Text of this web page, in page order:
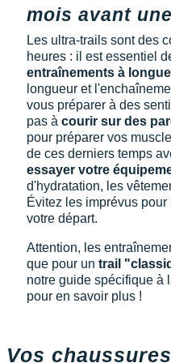
mois avant
Les ultra-trails sont des
heures : il est essentiel
entraînements à
longueur et
vous préparer à des
pas à courir sur des
pour préparer vos
de ces derniers temps
essayer votre
d'hydratation, les
Évitez les imprévus
votre départ.
Attention, les
que pour un trail
notre guide spécifique à
pour en savoir plus !
Vos
Scott
The North Face
Under Armour
+ Voir toutes les
Scott
The North Face
Under Armour
+ Voir toutes les
Patagonia
Saxx
Scott
+ Voir toutes les
DÉSTOCKAGE
+ Voir tous les
PAR MARQUES
Thuasne
Under Armour
+ Voir toutes les
DÉSTOCKAGE
+ Voir tous les
Therabody
Withings
X-Moove
+ Voir toutes les
+ Voir tous les produits
Trouvez votre montre
Collection CLUB
Divers
Équipe de France
Jumelles
Lacets / guêtres /
athlétisme
Orientation
Sécurité
Tours de cou
Patagonia
Raidlight
Zamst
+ Voir toutes les
Hoka One One
Huawei
Icebreaker
Inov-8
La Sportiva
Maurten
Millet
Mizuno